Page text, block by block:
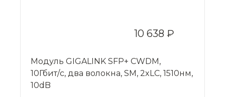
10 638 ₽
Модуль GIGALINK SFP+ CWDM,
10Гбит/c, два волокна, SM, 2xLC, 1510нм,
10dB